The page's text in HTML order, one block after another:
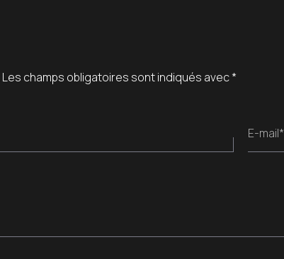
Les champs obligatoires sont indiqués avec*
E-mail*